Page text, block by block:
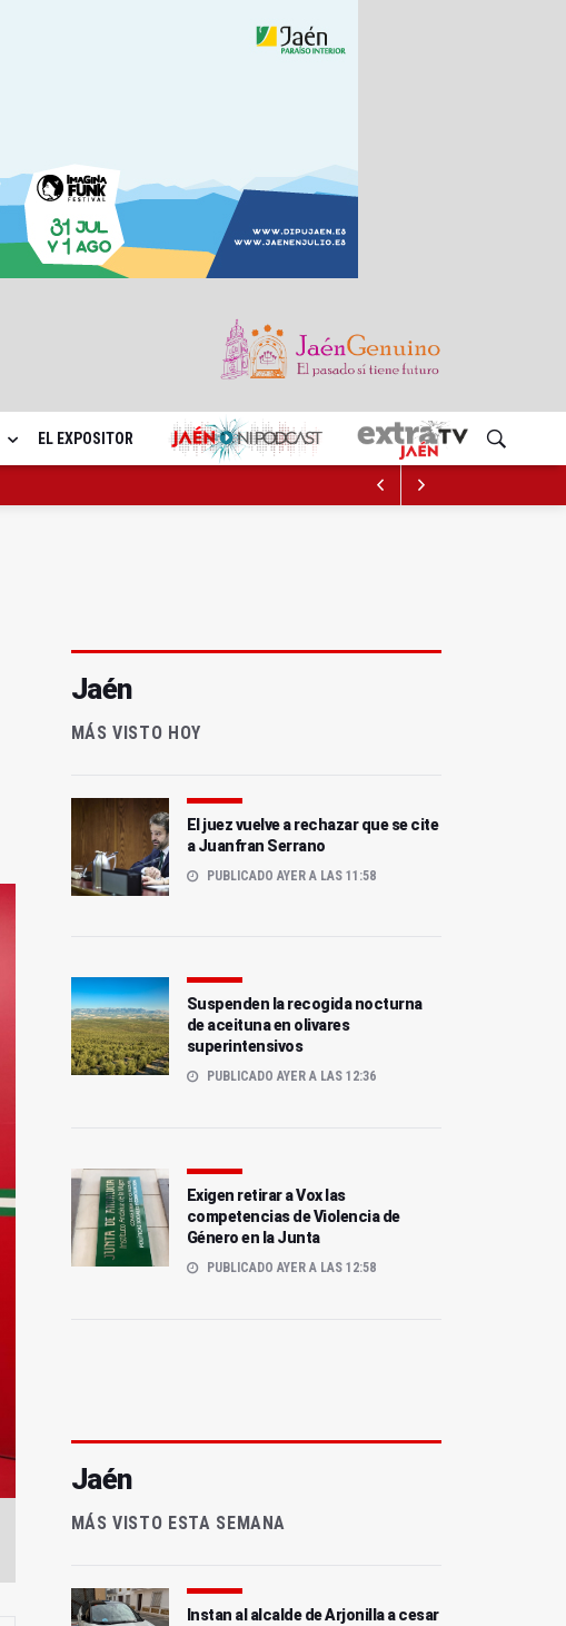
EL EXPOSITOR
Jaén
MÁS VISTO HOY
El juez vuelve a rechazar que se cite
a Juanfran Serrano
PUBLICADO AYER A LAS 11:58
Suspenden la recogida nocturna
de aceituna en olivares
superintensivos
PUBLICADO AYER A LAS 12:36
Exigen retirar a Vox las
competencias de Violencia de
Género en la Junta
PUBLICADO AYER A LAS 12:58
Jaén
MÁS VISTO ESTA SEMANA
Instan al alcalde de Arjonilla a cesar